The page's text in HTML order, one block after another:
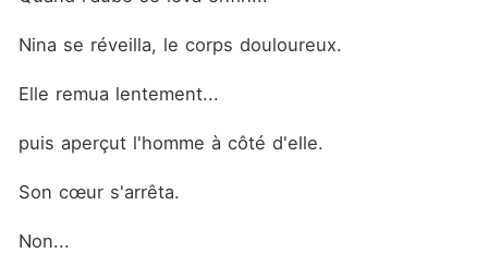
Nina se réveilla, le corps douloureux.
Elle remua lentement...
puis aperçut l'homme à côté d'elle.
Son cœur s'arrêta.
Non...